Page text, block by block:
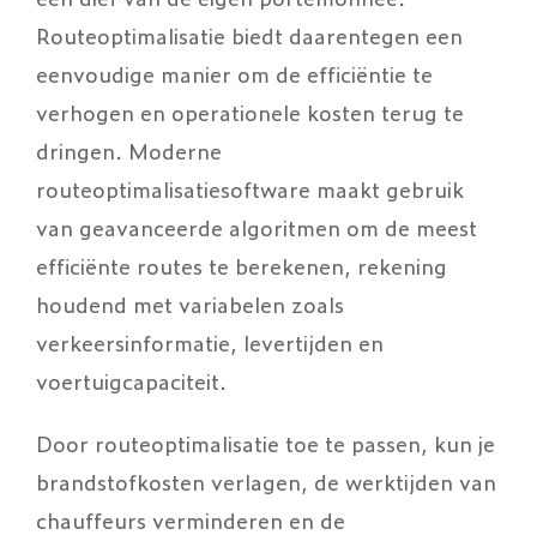
Routeoptimalisatie biedt daarentegen een
eenvoudige manier om de efficiëntie te
verhogen en operationele kosten terug te
dringen. Moderne
routeoptimalisatiesoftware maakt gebruik
van geavanceerde algoritmen om de meest
efficiënte routes te berekenen, rekening
houdend met variabelen zoals
verkeersinformatie, levertijden en
voertuigcapaciteit.
Door routeoptimalisatie toe te passen, kun je
brandstofkosten verlagen, de werktijden van
chauffeurs verminderen en de